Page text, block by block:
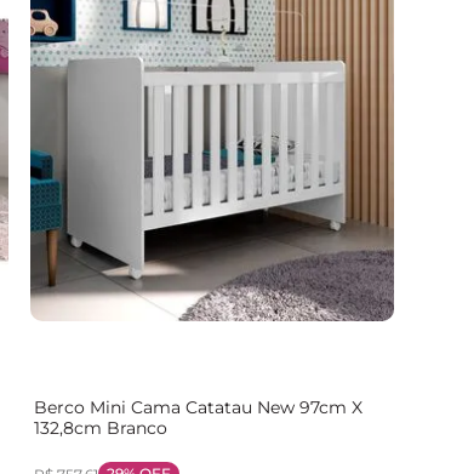
Berco Mini Cama Catatau New 97cm X
132,8cm Branco